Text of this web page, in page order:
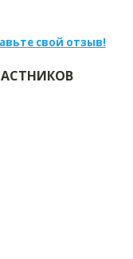
свой отзыв!